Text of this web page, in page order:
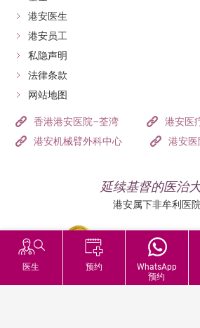
医生 预约
WhatsApp
预约
港安医生
港安员工
私隐声明
法律条款
网站地图
香港港安医院–荃湾
港安医
港安机械臂外科中心
港安
延续基督的医治
港安属下非牟利医院